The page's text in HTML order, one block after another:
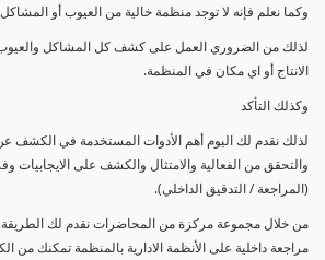
وكما نعلم فإنه لا توجد منظمة خالية من العيوب أو
لذلك من الضروري العمل على كشف كل المشاكل والعيوب
الانتاج أو اي مكان في المنظمة.
وكذلك التأكد
لذلك نقدم لك اليوم أهم الأدوات المستخدمة في الكشف
والتحقق من الفعالية والامتثال والكشف على
(المراجعة / التدقيق الداخلي).
من خلال مجموعة مركزة من المحاضرات نقدم لك الطريقة
مراجعة داخلية على الأنظمة الادارية بالمنظمة تمكنك